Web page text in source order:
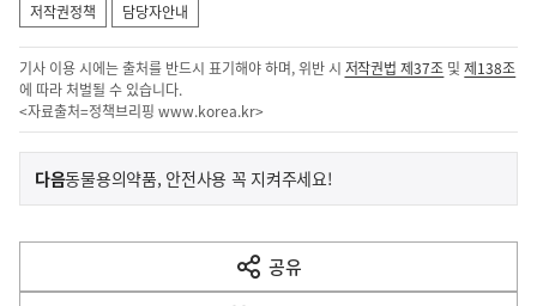
저작권정책
담당자안내
기사 이용 시에는 출처를 반드시 표기해야 하며, 위반 시 저작권법 제37조 및제138조
에 따라 처벌될 수 있습니다.
<자료출처=정책브리핑 www.korea.kr>
이
전
다
음
다음기
사
동물용의약품, 안전사용 꼭 지켜주세요!
공유
열